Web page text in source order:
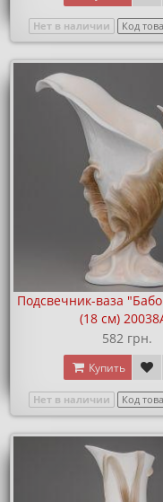
Нет в наличии Код
Подсвечник-ваза
(18 см)
582 грн.
Купить
Нет в наличии Код